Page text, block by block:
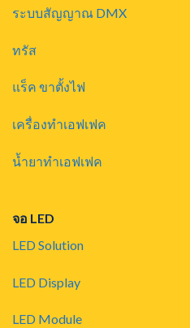
ระบบสัญญาณ DMX
ทรัส
แร็ค ขาตั้งไฟ
เครื่องทำเอฟเฟค
น้ำยาทำเอฟเฟค
จอ LED
LED Solution
LED Display
LED Module